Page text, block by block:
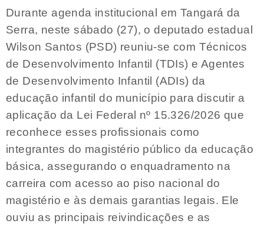
Durante agenda institucional em Tangará da
Serra, neste sábado (27), o deputado estadual
Wilson Santos (PSD) reuniu-se com Técnicos
de Desenvolvimento Infantil (TDIs) e Agentes
de Desenvolvimento Infantil (ADIs) da
educação infantil do município para discutir a
aplicação da Lei Federal nº 15.326/2026 que
reconhece esses profissionais como
integrantes do magistério público da educação
básica, assegurando o enquadramento na
carreira com acesso ao piso nacional do
magistério e às demais garantias legais. Ele
ouviu as principais reivindicações e as